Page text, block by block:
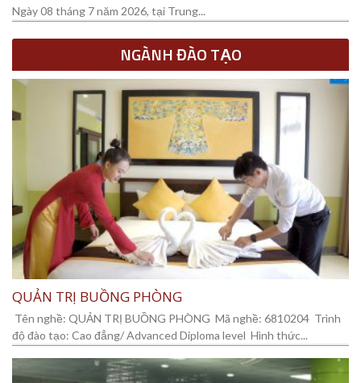
Ngày 08 tháng 7 năm 2026, tại Trung...
NGÀNH ĐÀO TẠO
QUẢN TRỊ BUỒNG PHÒNG
Tên nghề: QUẢN TRỊ BUỒNG PHÒNG Mã nghề: 6810204 Trình
độ đào tạo: Cao đẳng/ Advanced Diploma level Hình thức...